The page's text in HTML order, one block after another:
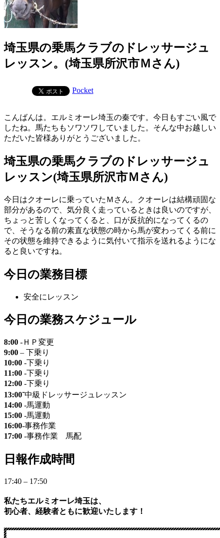
埼玉県の乗馬クラブのドレッサージュ
レッスン。(埼玉県所沢市Ｍさん)
Pocket
こんばんは。エルミオーレ埼玉の秦です。今日もすごい風で
したね。馬たちもソワソワしていました。そんな中お越しい
ただいた皆様ありがとうございました。
埼玉県の乗馬クラブのドレッサージュ
レッスン(埼玉県所沢市Ｍさん)
今日はクオーレに乗っていたＭさん。クオーレは結構頑固な
部分があるので、気分良く走っているときは良いのですが、
ちょっと苦しくなってくると、口が反抗的になってくるの
で、そうなる前の素直な状態の時から馬が変わってくる前に
その状態を維持できるように気付いて指示を送れるようにな
ると良いですね。
今日の業務目標
安全にレッスン
今日の業務スケジュール
8:00 -ＨＰ変更
9:00 – 下乗り
10:00 -下乗り
11:00 -下乗り
12:00 -下乗り
13:00⁻中級ドレッサージュレッスン
14:00 -馬運動
15:00 -馬運動
16:00-事務作業
17:00 -事務作業 馬配
日報作成時間
17:40 – 17:50
私たちエルミオーレ埼玉は、
初心者、経験者ともに歓迎いたします！